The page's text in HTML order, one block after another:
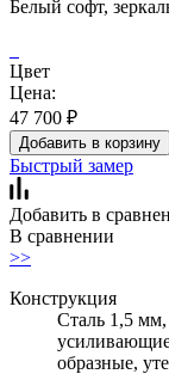
Белый софт,
Цвет
Цена:
47 700 ₽
Добавить в корзину
Быстрый замер
Добавить в
В сравнении
>>
Конструкция
Сталь 1,5
образные,